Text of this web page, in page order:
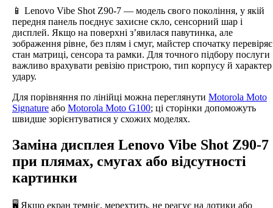
📱 Lenovo Vibe Shot Z90-7 — модель свого покоління, у якій
передня панель поєднує захисне скло, сенсорний шар і
дисплей. Якщо на поверхні з’явилася павутинка, але
зображення рівне, без плям і смуг, майстер спочатку перевіряє
стан матриці, сенсора та рамки. Для точного підбору послуги
важливо врахувати ревізію пристрою, тип корпусу й характер
удару.
Для порівняння по лінійці можна переглянути Motorola Moto
Signature або Motorola Moto G100; ці сторінки допоможуть
швидше зорієнтуватися у схожих моделях.
Заміна дисплея Lenovo Vibe Shot Z90-7
при плямах, смугах або відсутності
картинки
🖥️ Якщо екран темніє, мерехтить, не реагує на дотики або